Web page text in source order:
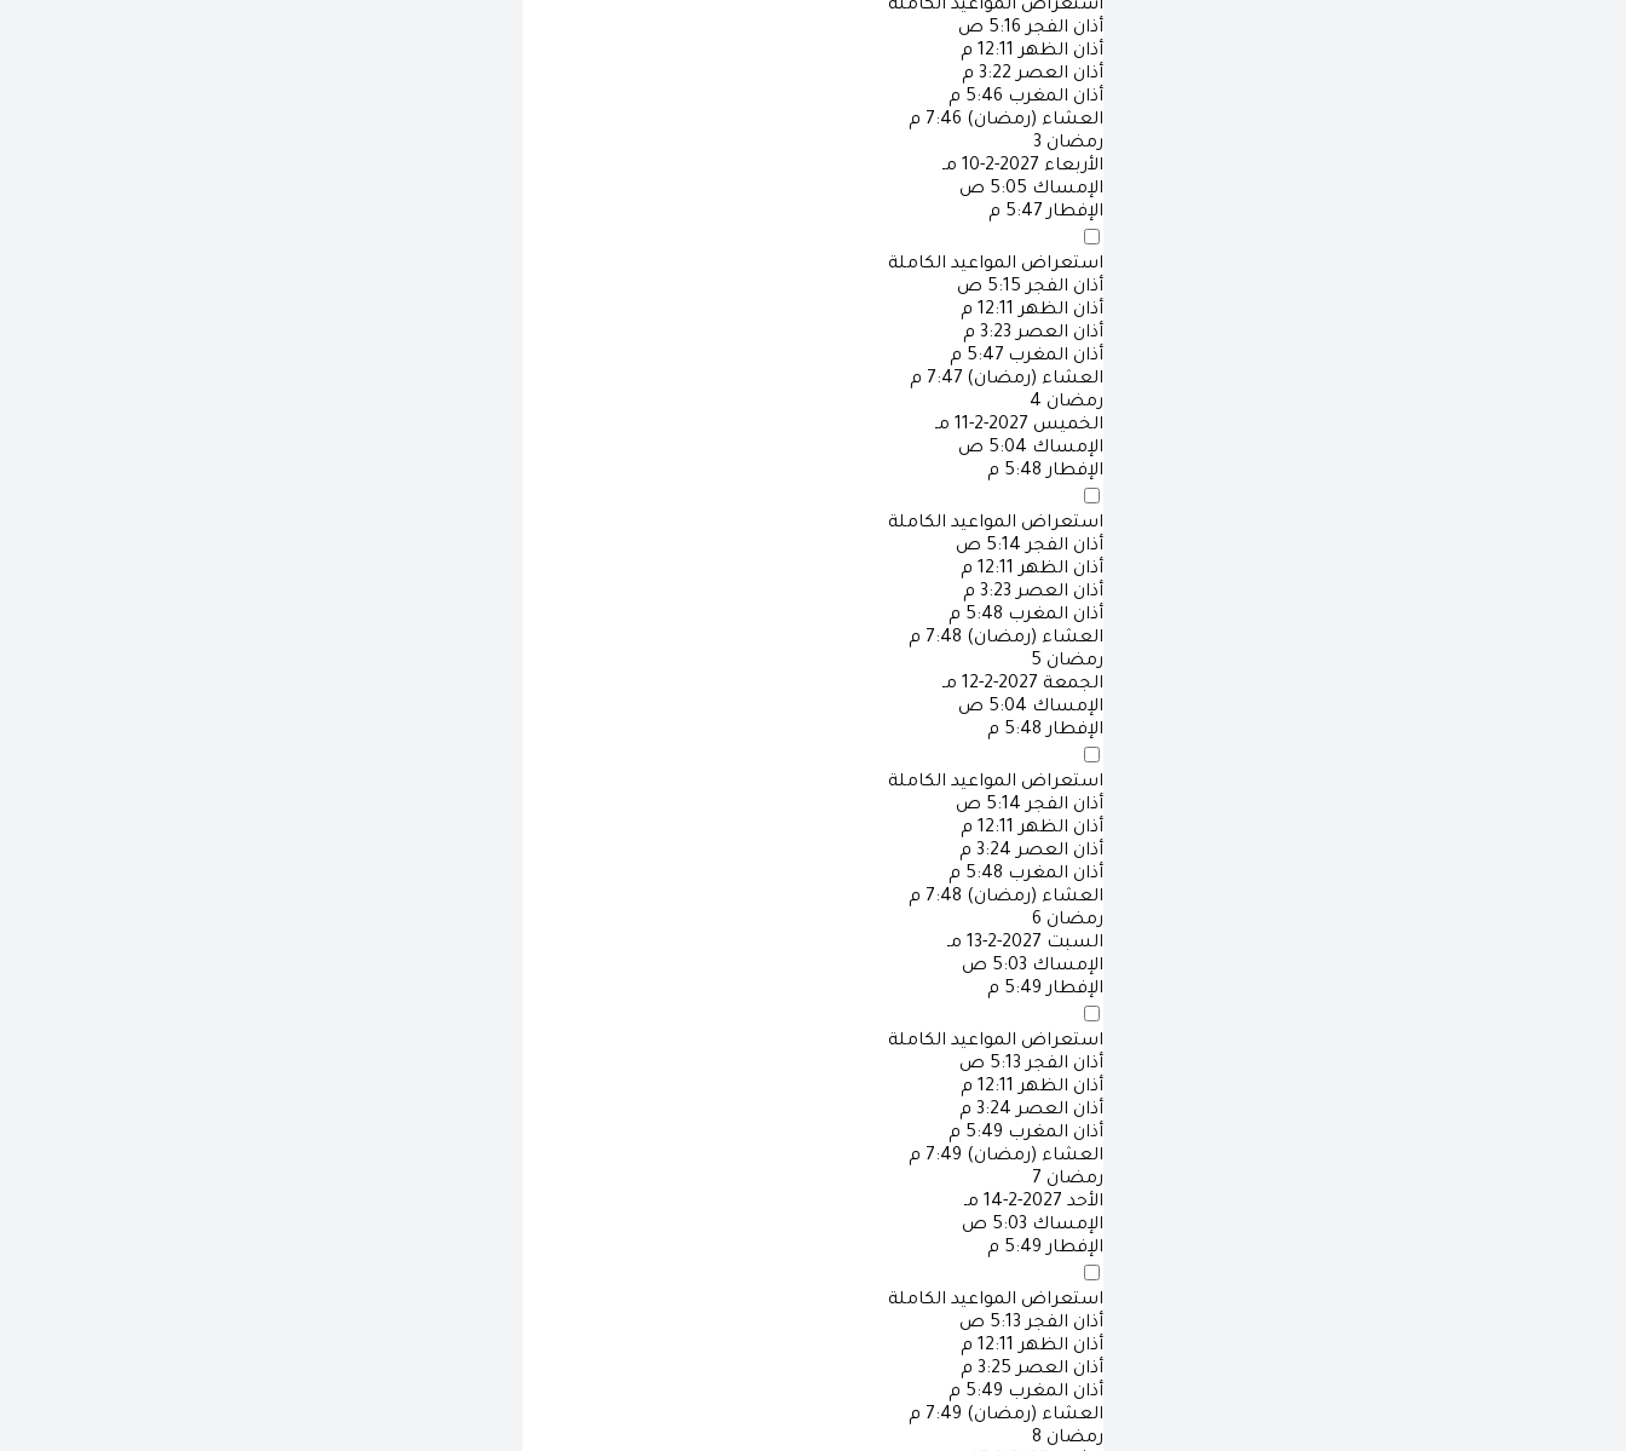
استعراض المواعيد الكاملة
أذان الفجر 5:16 ص
أذان الظهر 12:11 م
أذان العصر 3:22 م
أذان المغرب 5:46 م
العشاء (رمضان) 7:46 م
رمضان 3
الأربعاء 2027-2-10 مـ
الإمساك 5:05 ص
الإفطار 5:47 م
استعراض المواعيد الكاملة
أذان الفجر 5:15 ص
أذان الظهر 12:11 م
أذان العصر 3:23 م
أذان المغرب 5:47 م
العشاء (رمضان) 7:47 م
رمضان 4
الخميس 2027-2-11 مـ
الإمساك 5:04 ص
الإفطار 5:48 م
استعراض المواعيد الكاملة
أذان الفجر 5:14 ص
أذان الظهر 12:11 م
أذان العصر 3:23 م
أذان المغرب 5:48 م
العشاء (رمضان) 7:48 م
رمضان 5
الجمعة 2027-2-12 مـ
الإمساك 5:04 ص
الإفطار 5:48 م
استعراض المواعيد الكاملة
أذان الفجر 5:14 ص
أذان الظهر 12:11 م
أذان العصر 3:24 م
أذان المغرب 5:48 م
العشاء (رمضان) 7:48 م
رمضان 6
السبت 2027-2-13 مـ
الإمساك 5:03 ص
الإفطار 5:49 م
استعراض المواعيد الكاملة
أذان الفجر 5:13 ص
أذان الظهر 12:11 م
أذان العصر 3:24 م
أذان المغرب 5:49 م
العشاء (رمضان) 7:49 م
رمضان 7
الأحد 2027-2-14 مـ
الإمساك 5:03 ص
الإفطار 5:49 م
استعراض المواعيد الكاملة
أذان الفجر 5:13 ص
أذان الظهر 12:11 م
أذان العصر 3:25 م
أذان المغرب 5:49 م
العشاء (رمضان) 7:49 م
رمضان 8